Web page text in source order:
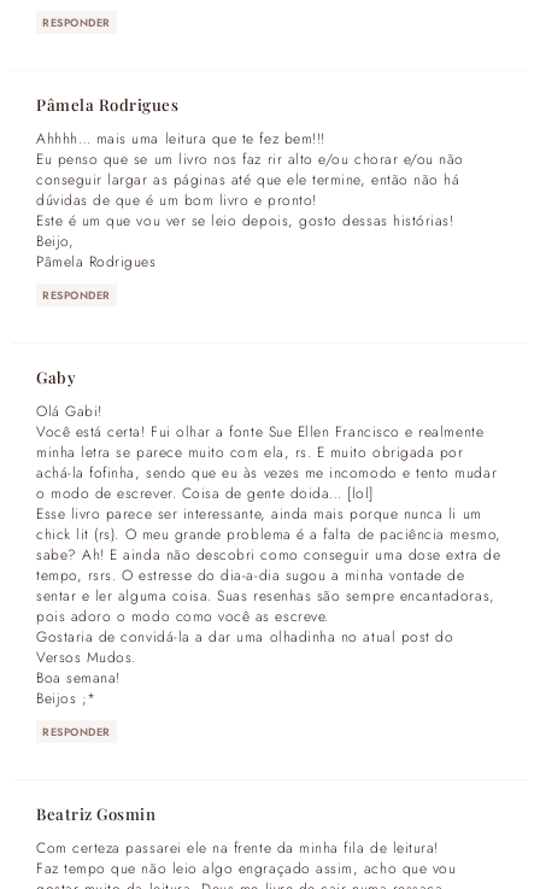
RESPONDER
Pâmela Rodrigues
Ahhhh… mais uma leitura que te fez bem!!!
Eu penso que se um livro nos faz rir alto e/ou chorar e/ou não
conseguir largar as páginas até que ele termine, então não há
dúvidas de que é um bom livro e pronto!
Este é um que vou ver se leio depois, gosto dessas histórias!
Beijo,
Pâmela Rodrigues
RESPONDER
Gaby
Olá Gabi!
Você está certa! Fui olhar a fonte Sue Ellen Francisco e realmente
minha letra se parece muito com ela, rs. E muito obrigada por
achá-la fofinha, sendo que eu às vezes me incomodo e tento mudar
o modo de escrever. Coisa de gente doida… [lol]
Esse livro parece ser interessante, ainda mais porque nunca li um
chick lit (rs). O meu grande problema é a falta de paciência mesmo,
sabe? Ah! E ainda não descobri como conseguir uma dose extra de
tempo, rsrs. O estresse do dia-a-dia sugou a minha vontade de
sentar e ler alguma coisa. Suas resenhas são sempre encantadoras,
pois adoro o modo como você as escreve.
Gostaria de convidá-la a dar uma olhadinha no atual post do
Versos Mudos.
Boa semana!
Beijos ;*
RESPONDER
Beatriz Gosmin
Com certeza passarei ele na frente da minha fila de leitura!
Faz tempo que não leio algo engraçado assim, acho que vou